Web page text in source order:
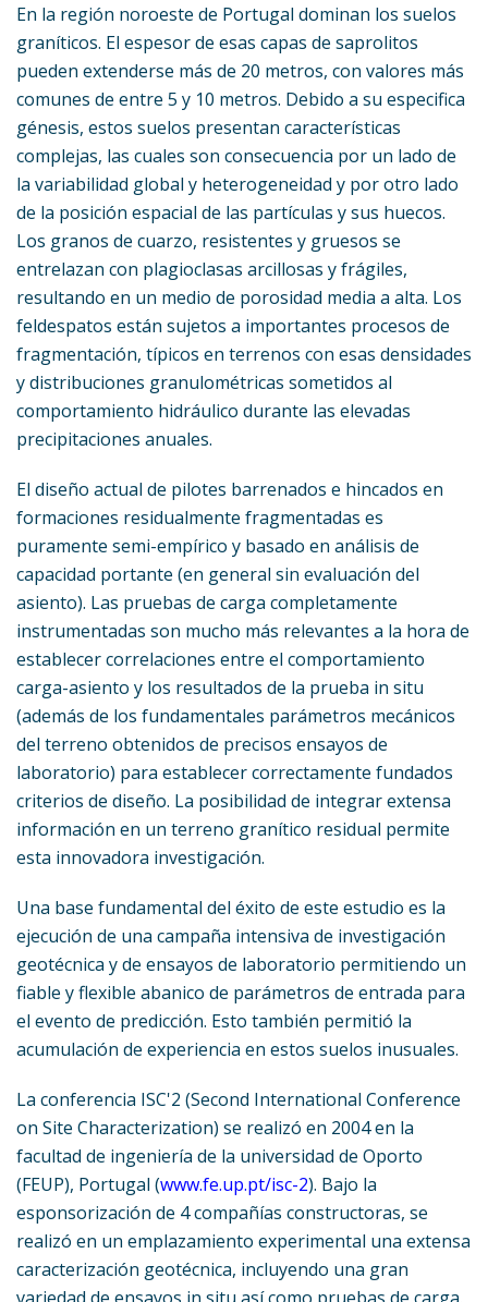
En la región noroeste de Portugal dominan los suelos
graníticos. El espesor de esas capas de saprolitos
pueden extenderse más de 20 metros, con valores más
comunes de entre 5 y 10 metros. Debido a su especifica
génesis, estos suelos presentan características
complejas, las cuales son consecuencia por un lado de
la variabilidad global y heterogeneidad y por otro lado
de la posición espacial de las partículas y sus huecos.
Los granos de cuarzo, resistentes y gruesos se
entrelazan con plagioclasas arcillosas y frágiles,
resultando en un medio de porosidad media a alta. Los
feldespatos están sujetos a importantes procesos de
fragmentación, típicos en terrenos con esas densidades
y distribuciones granulométricas sometidos al
comportamiento hidráulico durante las elevadas
precipitaciones anuales.
El diseño actual de pilotes barrenados e hincados en
formaciones residualmente fragmentadas es
puramente semi-empírico y basado en análisis de
capacidad portante (en general sin evaluación del
asiento). Las pruebas de carga completamente
instrumentadas son mucho más relevantes a la hora de
establecer correlaciones entre el comportamiento
carga-asiento y los resultados de la prueba in situ
(además de los fundamentales parámetros mecánicos
del terreno obtenidos de precisos ensayos de
laboratorio) para establecer correctamente fundados
criterios de diseño. La posibilidad de integrar extensa
información en un terreno granítico residual permite
esta innovadora investigación.
Una base fundamental del éxito de este estudio es la
ejecución de una campaña intensiva de investigación
geotécnica y de ensayos de laboratorio permitiendo un
fiable y flexible abanico de parámetros de entrada para
el evento de predicción. Esto también permitió la
acumulación de experiencia en estos suelos inusuales.
La conferencia ISC'2 (Second International Conference
on Site Characterization) se realizó en 2004 en la
facultad de ingeniería de la universidad de Oporto
(FEUP), Portugal (www.fe.up.pt/isc-2). Bajo la
esponsorización de 4 compañías constructoras, se
realizó en un emplazamiento experimental una extensa
caracterización geotécnica, incluyendo una gran
variedad de ensayos in situ así como pruebas de carga.